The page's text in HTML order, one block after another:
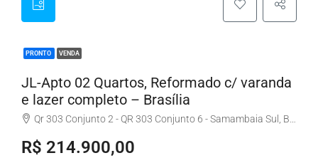
PRONTO VENDA
JL-Apto 02 Quartos, Reformado c/ varanda
e lazer completo – Brasília
Qr 303 Conjunto 2 - QR 303 Conjunto 6 - Samambaia Sul, Brasília - DF, Brasil
R$ 214.900,00